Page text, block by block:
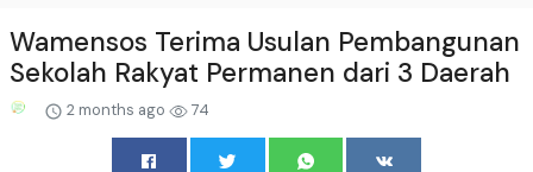
Wamensos Terima Usulan Pembangunan
Sekolah Rakyat Permanen dari 3 Daerah
2 months ago 74